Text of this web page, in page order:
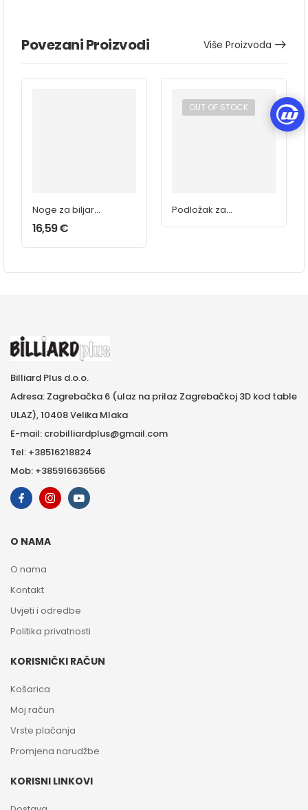
Povezani Proizvodi Više Proizvoda
Noge za biljar
alu 20 cm
16,59€
OUT OF STOCK
Podložak za
Billiard Plus d.o.o.
Adresa: Zagrebačka 6 (ulaz na prilaz Zagrebačkoj 3D kod table
ULAZ), 10408 Velika Mlaka
E-mail: crobilliardplus@gmail.com
Tel: +38516218824
Mob: +385916636566
O NAMA
O nama
Kontakt
Uvjeti i odredbe
Politika privatnosti
KORISNIČKI RAČUN
Košarica
Moj račun
Vrste plaćanja
Promjena narudžbe
KORISNI LINKOVI